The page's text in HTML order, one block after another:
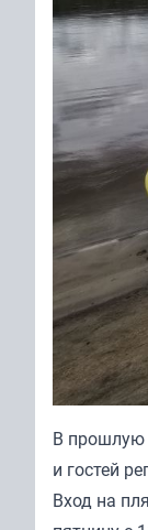
В прошлую
и гостей
Вход на